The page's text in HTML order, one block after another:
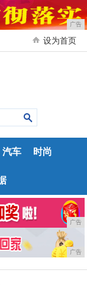
广告
设为首页
汽车 时尚
广告
广告